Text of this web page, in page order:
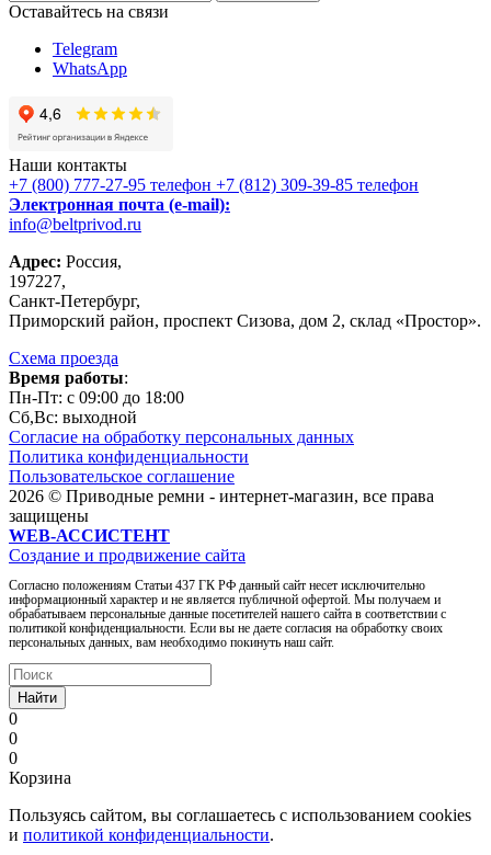
Оставайтесь на связи
Telegram
WhatsApp
Наши контакты
+7 (800) 777-27-95 телефон +7 (812) 309-39-85 телефон
Электронная почта (e-mail):
info@beltprivod.ru
Адрес: Россия,
197227,
Санкт-Петербург,
Приморский район, проспект Сизова, дом 2, склад «Простор».
Схема проезда
Время работы:
Пн-Пт: c 09:00 до 18:00
Сб,Вc: выходной
Согласие на обработку персональных данных
Политика конфиденциальности
Пользовательское соглашение
2026 © Приводные ремни - интернет-магазин, все права
защищены
WEB-АССИСТЕНТ
Создание и продвижение сайта
Согласно положениям Статьи 437 ГК РФ данный сайт несет исключительно
информационный характер и не является публичной офертой. Мы получаем и
обрабатываем персональные данные посетителей нашего сайта в соответствии с
политикой конфиденциальности. Если вы не даете согласия на обработку своих
персональных данных, вам необходимо покинуть наш сайт.
Найти
0
0
0
Корзина
Пользуясь сайтом, вы соглашаетесь с использованием cookies
и политикой конфиденциальности.